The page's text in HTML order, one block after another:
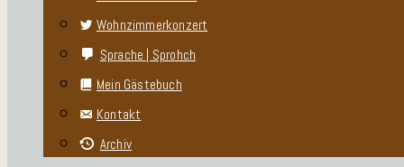
Wohnzimmerkonzert
Sprache | Sprohch
Mein Gästebuch
Kontakt
Archiv